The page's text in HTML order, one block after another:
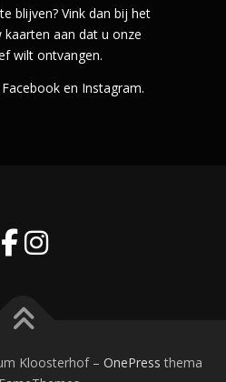
blijven? Vink dan bij het
kaarten aan dat u onze
wilt ontvangen.
en Instagram.
Kloosterhof – OnePress thema